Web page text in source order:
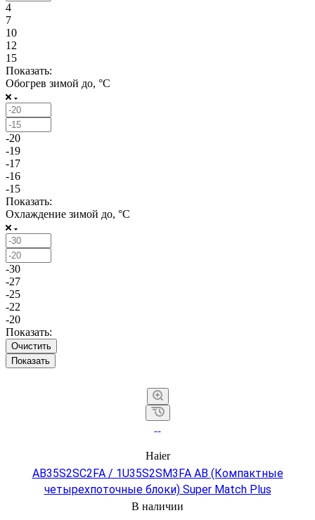
4
7
10
12
15
Показать:
Обогрев зимой до, °С
-20
-19
-17
-16
-15
Показать:
Охлаждение зимой до, °С
-30
-27
-25
-22
-20
Показать:
Очистить
Haier
AB35S2SC2FA / 1U35S2SM3FA AB (Компактные
четырехпоточные блоки) Super Match Plus
В наличии